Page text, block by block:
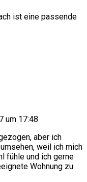
ist eine passende
um 17:48
aber ich
weil ich mich
fühle und ich gerne
Wohnung zu